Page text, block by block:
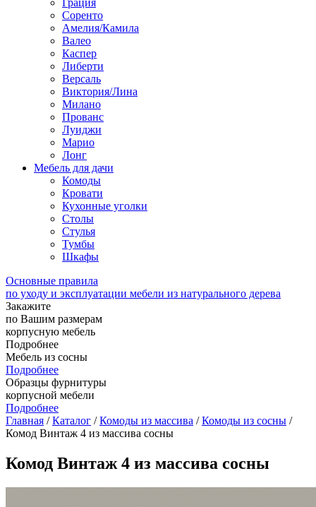
Грация
Соренто
Амелия/Камила
Валео
Каспер
Либерти
Версаль
Виктория/Лина
Милано
Прованс
Луиджи
Марио
Лонг
Мебель для дачи
Комоды
Кровати
Кухонные уголки
Столы
Стулья
Тумбы
Шкафы
Основные правила
по уходу и эксплуатации мебели из натурального дерева
Закажите
по Вашим размерам
корпусную мебель
Подробнее
Мебель из сосны
Подробнее
Образцы фурнитуры
корпусной мебели
Подробнее
Главная /Каталог /Комоды из массива /Комоды из сосны /
Комод Винтаж 4 из массива сосны
Комод Винтаж 4 из массива сосны